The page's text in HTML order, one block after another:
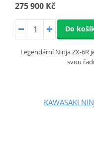
275 900 Kč
Do
Legendární Ninja ZX-6R
svou
KAWASAKI